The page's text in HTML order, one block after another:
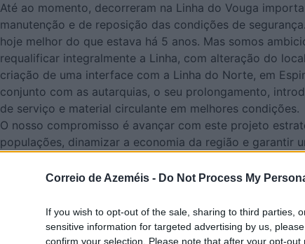
Correio de Azeméis - Do Not Process My
If you wish to opt-out of the sale, sharing to third parties,
sensitive information for targeted advertising by us,
confirm your selection. Please note that after your opt-
Até ao momento, decorreram na Linha do Vouga
manutenção e de reposição das condições de
hoje melhor do que estava há 5 anos. Mas somos
requalificar integralmente a Linha, com alteração do
criação de uma interface com a Linha do Norte, em
conjunto com as autarquias, o seu prolongamento,
de serviço e material circulante em melhores condições.
O nosso compromisso é avançar com este projeto
populações, dinamizar a economia da região e garantir
Aproveitámos também a oportunidade para questionar
em Vila Nova de Gaia, até OAZ, tendo como paralelo a
quilómetros da Linha Vermelha, que liga o Porto à